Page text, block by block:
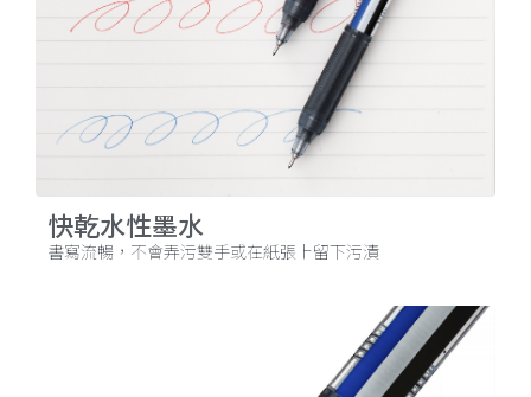
快乾水性墨水
書寫流暢，不會弄污雙手或在紙張上留下污漬